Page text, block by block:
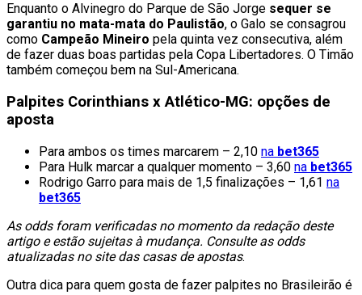
Enquanto o Alvinegro do Parque de São Jorge sequer se
garantiu no mata-mata do Paulistão, o Galo se consagrou
como Campeão Mineiro pela quinta vez consecutiva, além
de fazer duas boas partidas pela Copa Libertadores. O Timão
também começou bem na Sul-Americana.
Palpites Corinthians x Atlético-MG: opções de
aposta
Para ambos os times marcarem – 2,10 na bet365
Para Hulk marcar a qualquer momento – 3,60 na bet365
Rodrigo Garro para mais de 1,5 finalizações – 1,61 na
bet365
As odds foram verificadas no momento da redação deste
artigo e estão sujeitas à mudança. Consulte as odds
atualizadas no site das casas de apostas.
Outra dica para quem gosta de fazer palpites no Brasileirão é